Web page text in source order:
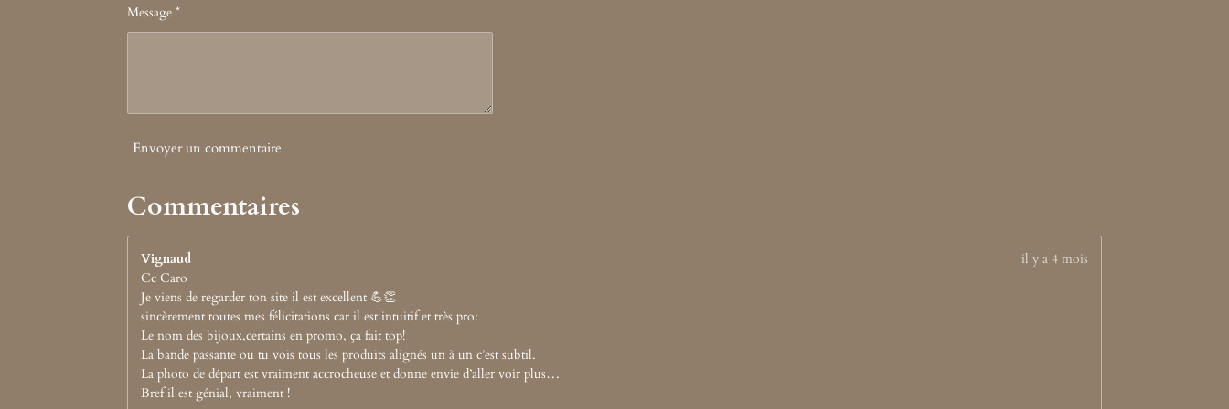
Message *
Envoyer un commentaire
Commentaires
Vignaud
il y a 4 mois
Cc Caro
Je viens de regarder ton site il est excellent 💪👏
sincèrement toutes mes félicitations car il est intuitif et très pro:
Le nom des bijoux,certains en promo, ça fait top!
La bande passante ou tu vois tous les produits alignés un à un c’est subtil.
La photo de départ est vraiment accrocheuse et donne envie d’aller voir plus…
Bref il est génial, vraiment !